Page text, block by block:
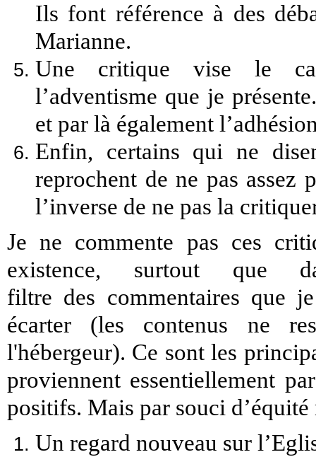
Ils font référence à des
Marianne.
Une critique vise le
l’adventisme que je
et par là également
Enfin, certains qui ne
reprochent de ne pas
l’inverse de ne pas la
Je ne commente pas ces
existence, surtout
filtre des commentaires que
écarter (les contenus ne
l'hébergeur). Ce sont les
proviennent essentiellement
positifs. Mais par souci
Un regard nouveau sur